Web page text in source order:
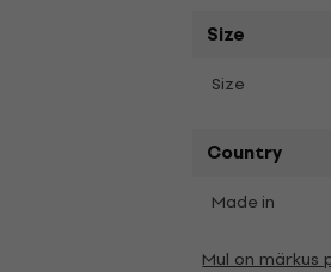
Size
Size
Country
Made in
Mul on märkus